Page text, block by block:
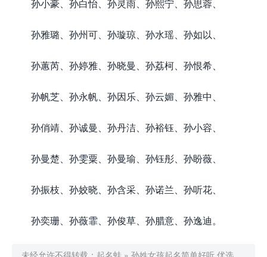
孙小豪、孙白怡、孙灵雨、孙熙宁、孙思蓉、
孙雅璐、孙州可、孙璇琼、孙水瑶、孙如以、
孙蕙芮、孙婷雅、孙晓曼、孙荔柯、孙恨希、
孙帆芝、孙永帆、孙因乐、孙云媚、孙雅中、
孙俏靖、孙诚曼、孙丹洁、孙裕钰、孙小容、
孙曼楚、孙雯粟、孙曼瑜、孙钰彤、孙盼薇、
孙振枝、孙姣晓、孙含采、孙诺兰、孙听花、
孙奕珊、孙薇霏、孙俊草、孙腊意、孙逸迪。
未经允许不得转载： 起名蛙 » 孙姓女孩起名简单好听 优选